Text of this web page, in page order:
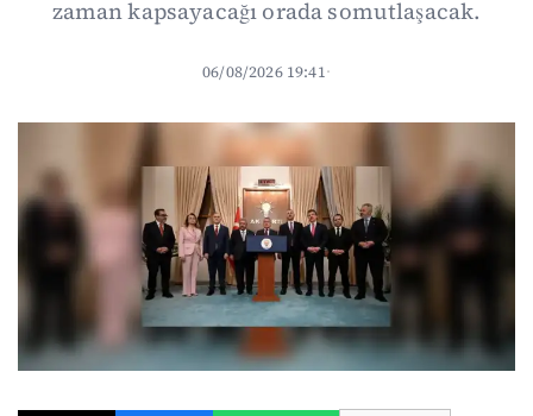
zaman kapsayacağı orada somutlaşacak.
06/08/2026 19:41·